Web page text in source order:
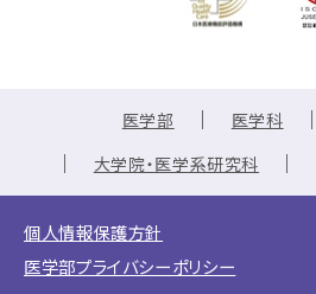
医学部 医学科
大学院・医学系研究科
個人情報保護方針
医学部プライバシーポリシー